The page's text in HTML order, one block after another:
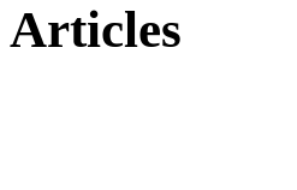
Articles